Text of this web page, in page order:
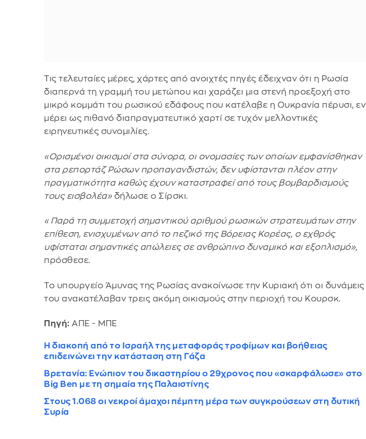
Τις τελευταίες μέρες, χάρτες από ανοιχτές πηγές έδειχναν ότι η Ρωσία
διαπερνά τη γραμμή του μετώπου και χαράζει μια στενή προεξοχή στο
μικρό κομμάτι του ρωσικού εδάφους που κατέλαβε η Ουκρανία πέρυσι, εν
μέρει ως πιθανό διαπραγματευτικό χαρτί σε τυχόν μελλοντικές
ειρηνευτικές συνομιλίες.
«Ορισμένοι οικισμοί στα σύνορα, οι ονομασίες των οποίων εμφανίσθηκαν
στα ρεπορτάζ Ρώσων προπαγανδιστών, δεν υφίστανται πλέον στην
πραγματικότητα καθώς έχουν καταστραφεί από τους βομβαρδισμούς
τους εισβολέα» δήλωσε ο Σίρσκι.
«Παρά τη συμμετοχή σημαντικού αριθμού ρωσικών στρατευμάτων στην
επίθεση, ενισχυμένων από το πεζικό της Βόρειας Κορέας, ο εχθρός
υφίσταται σημαντικές απώλειες σε ανθρώπινο δυναμικό και εξοπλισμό»,
πρόσθεσε.
Το υπουργείο Άμυνας της Ρωσίας ανακοίνωσε την Κυριακή ότι οι δυνάμεις
του ανακατέλαβαν τρεις ακόμη οικισμούς στην περιοχή του Κουρσκ.
Πηγή: ΑΠΕ - ΜΠΕ
Η διακοπή από το Ισραήλ της μεταφοράς τροφίμων και βοήθειας
επιδεινώνει την κατάσταση στη Γάζα
Βρετανία: Ενώπιον του δικαστηρίου ο 29χρονος που «σκαρφάλωσε» στο
Big Ben με τη σημαία της Παλαιστίνης
Στους 1.068 οι νεκροί άμαχοι πέμπτη μέρα των συγκρούσεων στη δυτική
Συρία